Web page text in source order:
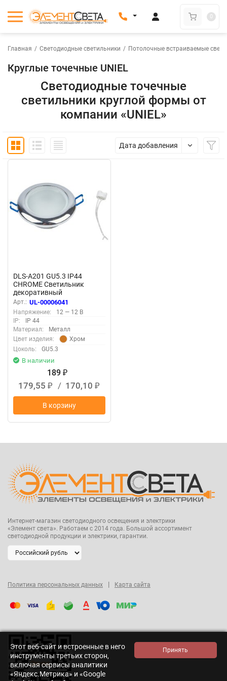
0
Главная / Светодиодные светильники / Потолочные встраиваемые
Круглые точечные UNIEL
Светодиодные точечные
светильники круглой формы от
компании «UNIEL»
Дата добавления
DLS-A201 GU5.3 IP44
CHROME Светильник
декоративный
встраиваемый, серия Arno,
Без лампы, цоколь GU5.3,
Металл, Хром
Арт.: UL-00006041
Напряжение:
12 — 12 В
IP:
IP 44
Материал:
Металл
Цвет изделия:
Хром
Цоколь:
GU5.3
В наличии
189 ₽
179,55 ₽ / 170,10 ₽
В корзину
Интернет-магазин светодиодного освещения и электрики
«Элемент света». Работаем с 2014 года. Большой ассортимент
светодиодной продукции и электрики, гарантии.
Политика персональных данных | Карта сайта
Этот веб-сайт и встроенные в него
инструменты третьих сторон,
включая сервисы аналитики
«Яндекс.Метрика» и «Google